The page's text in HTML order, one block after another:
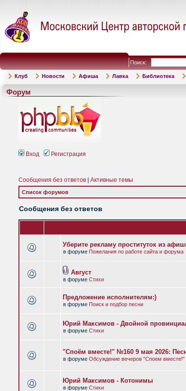
Поиск:
Клуб Новости Афиша Лавка Библиотека
Форум
Вход Регистрация
Сообщения без ответов Активные темы
Список форумов
Сообщения без ответов
Уберите рекламу проституток из
в форуме Пожелания по работе сайта и форума
Август
в форуме Стихи
Предложение исполнителям:)
в форуме Поиск и подбор песни
Юрий Максимов - Двойной
в форуме Стихи
"Споём вместе!" №160 9 мая 2026:
в форуме Обсуждение вечеров "Споем вместе!"
Юрий Максимов - Котонимы
в форуме Стихи